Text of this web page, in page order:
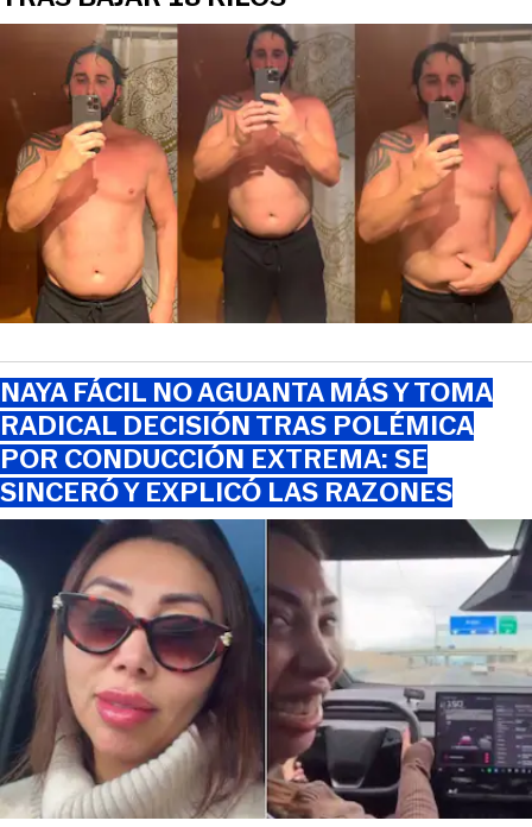
NAYA FÁCIL NO AGUANTA MÁS Y TOMA
RADICAL DECISIÓN TRAS POLÉMICA
POR CONDUCCIÓN EXTREMA: SE
SINCERÓ Y EXPLICÓ LAS RAZONES